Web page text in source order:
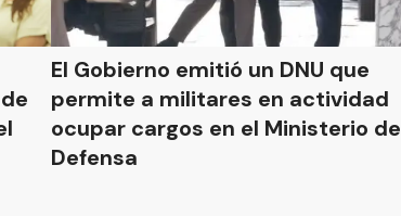
El Gobierno emitió un DNU que
permite a militares en actividad
ocupar cargos en el Ministerio de
Defensa